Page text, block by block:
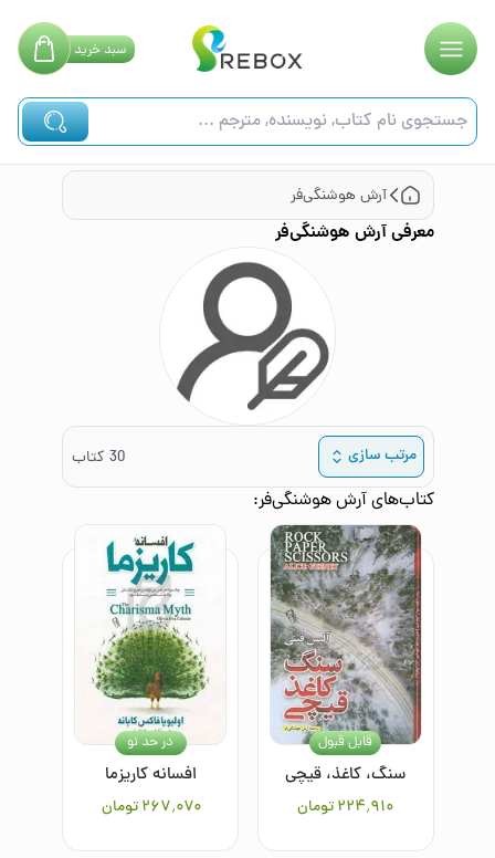
سبدخرید
آرش هوشنگی‌فر
معرفیآرش هوشنگی‌فر
مرتب سازی 30 کتاب
کتاب‌هایآرش هوشنگی‌فر:
سنگ، کاغذ، قیچی
۲۲۴٬۹۱۰تومان
قابل قبول
افسانه کاریزما
۲۶۷٬۰۷۰ تومان
در حد نو